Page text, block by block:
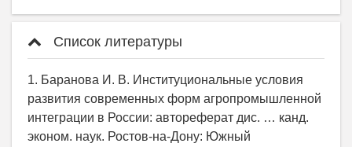
Список литературы
1. Баранова И. В. Институциональные условия
развития современных форм агропромышленной
интеграции в России: автореферат дис. … канд.
эконом. наук. Ростов-на-Дону: Южный